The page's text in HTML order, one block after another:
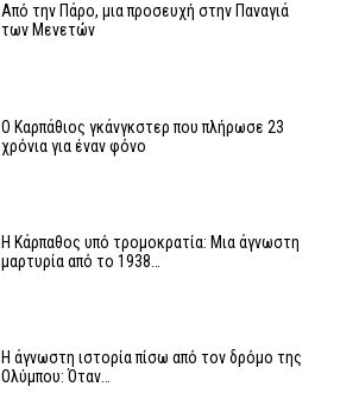
Από την Πάρο, μια προσευχή στην Παναγιά
των Μενετών
Ο Καρπάθιος γκάνγκστερ που πλήρωσε 23
χρόνια για έναν φόνο
Η Κάρπαθος υπό τρομοκρατία: Μια άγνωστη
μαρτυρία από το 1938…
Η άγνωστη ιστορία πίσω από τον δρόμο της
Ολύμπου: Όταν…